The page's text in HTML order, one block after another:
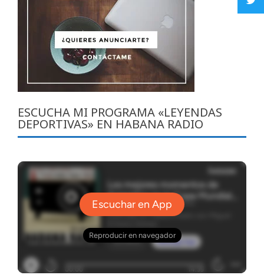
ESCUCHA MI PROGRAMA «LEYENDAS
DEPORTIVAS» EN HABANA RADIO